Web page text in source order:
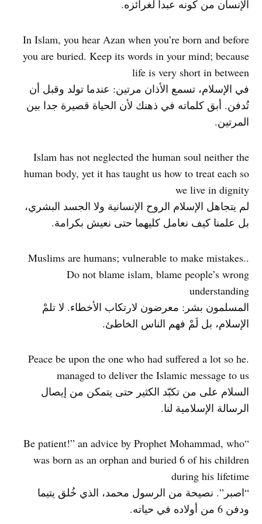
الإنسان من كونه عبدا لغرائزه.
In Islam, you hear Azan when you’re born and before
you are buried. Keep its words in your mind; because
life is very short in between
في الإسلام، تسمع الأذان مرتين: عندما تولد وقبل أن
تُدفن. أبق كلماته في ذهنك لأن الحياة قصيرة جدا بين
المرتين.
Islam has not neglected the human soul neither the
human body, yet it has taught us how to treat each so
we live in dignity
لم يتجاهل الإسلام الروح الإنسانية ولا الجسد البشري،
بل علمنا كيف نعامل كليهما حتى نعيش بكرامة.
.Muslims are humans; vulnerable to make mistakes.
Do not blame islam, blame people’s wrong
understanding
المسلمون بشر: معرضون لارتكاب الأخطاء. لا تلمْ
الإسلام، بل لَمْ فهم الناس الخاطئ.
.Peace be upon the one who had suffered a lot so he
managed to deliver the Islamic message to us
السلام على من تكبّد الكثير حتى يتمكن من إيصال
الرسالة الإسلامية لنا.
“Be patient!” an advice by Prophet Mohammad, who
was born as an orphan and buried 6 of his children
during his lifetime
“اصبر”. نصيحة من الرسول محمد، الذي خُلق يتيما
ودفن 6 من أولاده في حياته.